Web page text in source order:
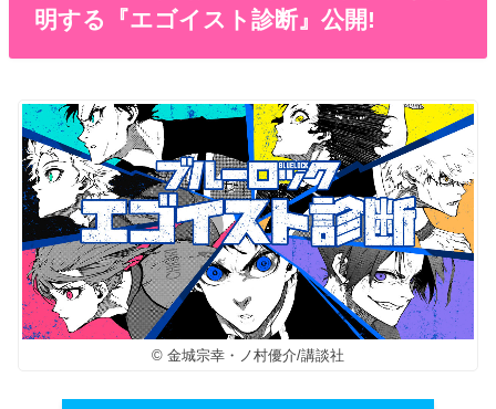
明する『エゴイスト診断』公開!
© 金城宗幸・ノ村優介/講談社